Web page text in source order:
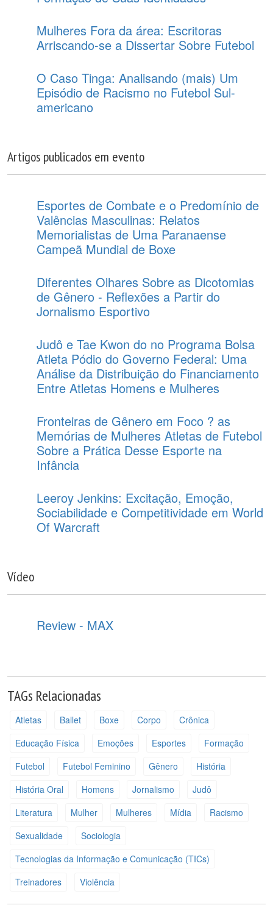
Mulheres Fora da área: Escritoras
Arriscando-se a Dissertar Sobre Futebol
O Caso Tinga: Analisando (mais) Um
Episódio de Racismo no Futebol Sul-
americano
Artigos publicados em evento
Esportes de Combate e o Predomínio de
Valências Masculinas: Relatos
Memorialistas de Uma Paranaense
Campeã Mundial de Boxe
Diferentes Olhares Sobre as Dicotomias
de Gênero - Reflexões a Partir do
Jornalismo Esportivo
Judô e Tae Kwon do no Programa Bolsa
Atleta Pódio do Governo Federal: Uma
Análise da Distribuição do Financiamento
Entre Atletas Homens e Mulheres
Fronteiras de Gênero em Foco ? as
Memórias de Mulheres Atletas de Futebol
Sobre a Prática Desse Esporte na
Infância
Leeroy Jenkins: Excitação, Emoção,
Sociabilidade e Competitividade em World
Of Warcraft
Vídeo
Review - MAX
TAGs Relacionadas
Atletas Ballet Boxe Corpo
Crônica
Educação Física
Emoções Esportes
Formação
Futebol
Futebol Feminino Gênero
História
História Oral
Homens Jornalismo
Judô
Literatura
Mulher Mulheres Mídia
Racismo
Sexualidade
Sociologia
Tecnologias da Informação e Comunicação (TICs)
Treinadores
Violência